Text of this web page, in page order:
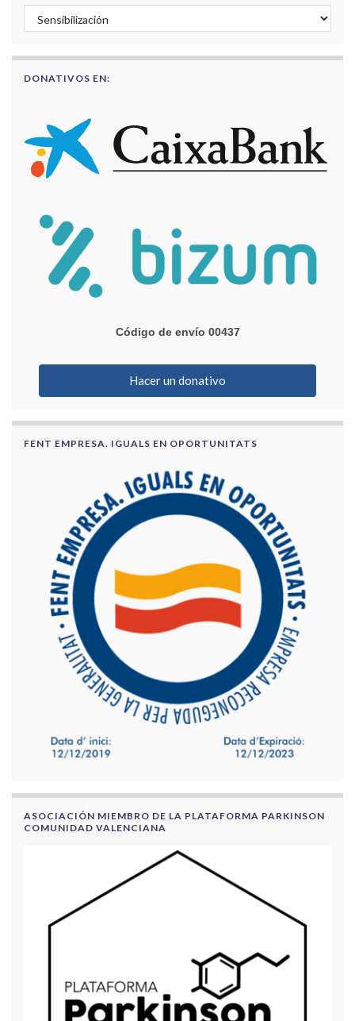
Buscar por categorías
DONATIVOS EN:
Código de envío 00437
Hacer un donativo
FENT EMPRESA. IGUALS EN OPORTUNITATS
ASOCIACIÓN MIEMBRO DE LA PLATAFORMA PARKINSON
COMUNIDAD VALENCIANA